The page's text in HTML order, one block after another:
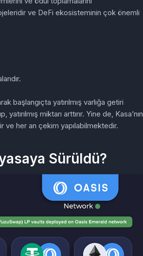
ve DeFi ekosisteminin çok önemli
başlangıçta yatırılmış varlığa getiri
miktarı arttırır. Yine de, Kasa’nın
her an çekim yapılabilmektedir.
Sürüldü?